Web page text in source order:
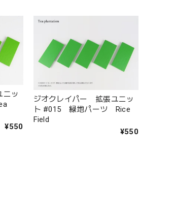
ッ
¥550
ジオクレイパー 拡張ユニッ
ト #015 緑地パーツ Rice
Field
¥550